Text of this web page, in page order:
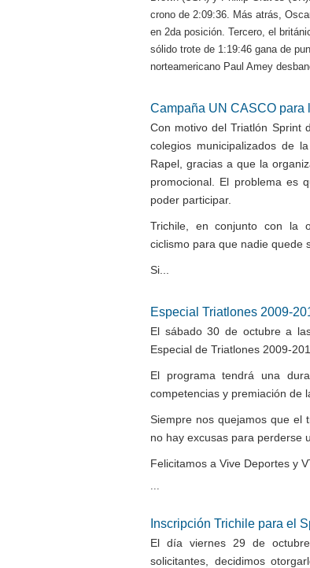
crono de 2:09:36. Más atrás,
en 2da posición. Tercero, el
sólido trote de 1:19:46 gana de
norteamericano Paul Amey
Campaña UN CASCO para
Con motivo del Triatlón Sprint
colegios municipalizados de
Rapel, gracias a que la
promocional. El problema es
poder participar.
Trichile, en conjunto con la
ciclismo para que nadie quede
Si...
Especial Triatlones 2009-
El sábado 30 de octubre a
Especial de Triatlones 2009-
El programa tendrá una
competencias y premiación de
Siempre nos quejamos que el
no hay excusas para perderse
Felicitamos a Vive Deportes y
...
Inscripción Trichile para el
El día viernes 29 de
solicitantes, decidimos